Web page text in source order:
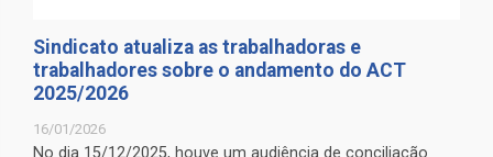
Sindicato atualiza as trabalhadoras e
trabalhadores sobre o andamento do ACT
2025/2026
16/01/2026
No dia 15/12/2025, houve um audiência de conciliação